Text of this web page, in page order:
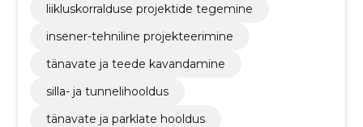
liikluskorralduse projektide tegemine
insener-tehniline projekteerimine
tänavate ja teede kavandamine
silla- ja tunnelihooldus
tänavate ja parklate hooldus